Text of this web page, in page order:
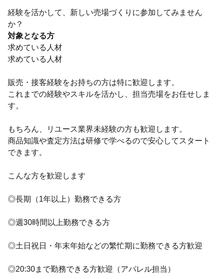
経験を活かして、新しい売場づくりに参加してみません
か？
対象となる方
求めている人材
求めている人材
販売・接客経験をお持ちの方は特に歓迎します。
これまでの経験やスキルを活かし、担当売場をお任せしま
す。
もちろん、リユース業界未経験の方も歓迎します。
商品知識や査定方法は研修で学べるので安心してスタート
できます。
こんな方を歓迎します
◎長期（1年以上）勤務できる方
◎週30時間以上勤務できる方
◎土日祝日・年末年始などの繁忙期に勤務できる方歓迎
◎20:30まで勤務できる方歓迎（アパレル担当）